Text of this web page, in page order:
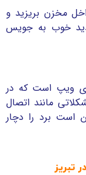
مخزن بریزید و
جدید خوب به جویس
ویپ است که در
مانند اتصال
است برد را دچار
تبریز